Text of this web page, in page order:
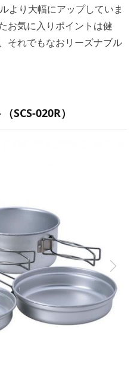
より大幅にアップしていま
お気に入りポイントは健
それでもなおリーズナブル
‎SCS-020R）